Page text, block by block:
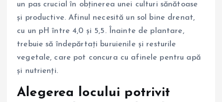
un pas crucial în obținerea unei culturi sănătoase
și productive. Afinul necesită un sol bine drenat,
cu un pH între 4,0 și 5,5. Înainte de plantare,
trebuie să îndepărtați buruienile și resturile
vegetale, care pot concura cu afinele pentru apă
și nutrienți.
Alegerea locului potrivit